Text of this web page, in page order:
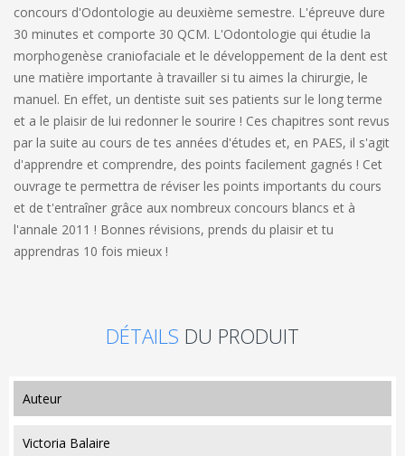
concours d'Odontologie au deuxième semestre. L'épreuve dure
30 minutes et comporte 30 QCM. L'Odontologie qui étudie la
morphogenèse craniofaciale et le développement de la dent est
une matière importante à travailler si tu aimes la chirurgie, le
manuel. En effet, un dentiste suit ses patients sur le long terme
et a le plaisir de lui redonner le sourire ! Ces chapitres sont revus
par la suite au cours de tes années d'études et, en PAES, il s'agit
d'apprendre et comprendre, des points facilement gagnés ! Cet
ouvrage te permettra de réviser les points importants du cours
et de t'entraîner grâce aux nombreux concours blancs et à
l'annale 2011 ! Bonnes révisions, prends du plaisir et tu
apprendras 10 fois mieux !
DÉTAILS DU PRODUIT
auteur
Victoria Balaire